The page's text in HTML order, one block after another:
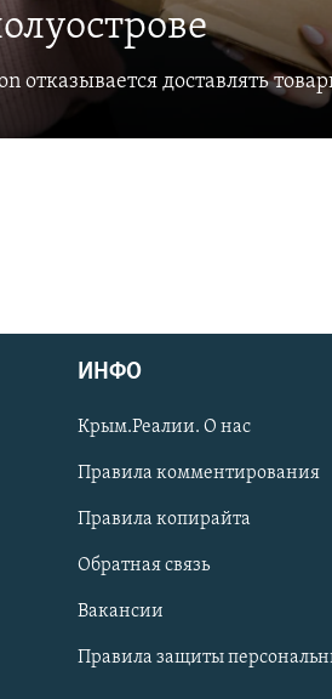
отказывается доставлять
ИНФО
Крым.Реалии. О нас
Правила комментирования
Правила копирайта
Обратная связь
Вакансии
Правила защиты